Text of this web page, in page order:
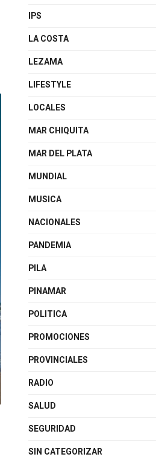
IPS
LA COSTA
LEZAMA
LIFESTYLE
LOCALES
MAR CHIQUITA
MAR DEL PLATA
MUNDIAL
MUSICA
NACIONALES
PANDEMIA
PILA
PINAMAR
POLITICA
PROMOCIONES
PROVINCIALES
RADIO
SALUD
SEGURIDAD
SIN CATEGORIZAR